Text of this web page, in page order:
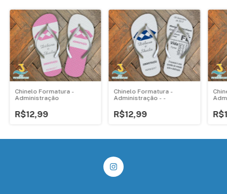
Chinelo Formatura -
Administração
R$12,99
Chinelo Formatura -
Administração - -
R$12,99